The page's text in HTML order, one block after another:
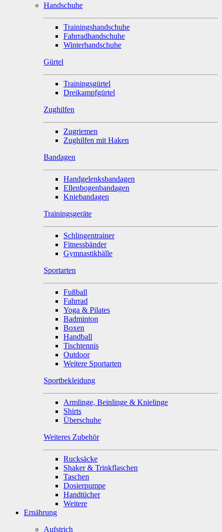
Handschuhe
Trainingshandschuhe
Fahrradhandschuhe
Winterhandschuhe
Gürtel
Trainingsgürtel
Dreikampfgürtel
Zughilfen
Zugriemen
Zughilfen mit Haken
Bandagen
Handgelenksbandagen
Ellenbogenbandagen
Kniebandagen
Trainingsgeräte
Schlingentrainer
Fitnessbänder
Gymnastikbälle
Sportarten
Fußball
Fahrrad
Yoga & Pilates
Badminton
Boxen
Handball
Tischtennis
Outdoor
Weitere Sportarten
Sportbekleidung
Armlinge, Beinlinge & Knielinge
Shirts
Überschuhe
Weiteres Zubehör
Rucksäcke
Shaker & Trinkflaschen
Taschen
Dosierpumpe
Handtücher
Weitere
Ernährung
Aufstrich